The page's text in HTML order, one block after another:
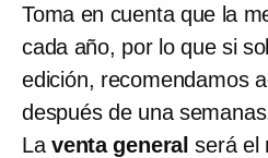
Toma en cuenta que la
cada año, por lo que si
edición, recomendamos
después de una
La venta general será el